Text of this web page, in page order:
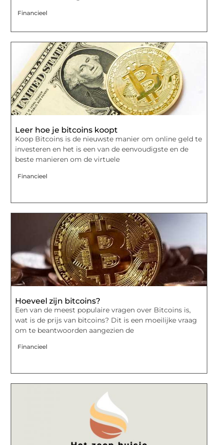
Financieel
Leer hoe je bitcoins koopt
Koop Bitcoins is de nieuwste manier om online geld te
investeren en het is een van de eenvoudigste en de
beste manieren om de virtuele
Financieel
Hoeveel zijn bitcoins?
Een van de meest populaire vragen over Bitcoins is,
wat is de prijs van bitcoins? Dit is een moeilijke vraag
om te beantwoorden aangezien de
Financieel